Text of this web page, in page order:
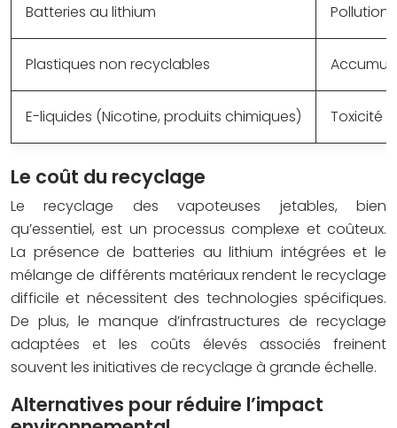
Batteries au lithium Pollution
Plastiques non recyclables
E-liquides (Nicotine, produits chimiques) Toxicité
Le coût du recyclage
Le recyclage des vapoteuses jetables, bien
qu’essentiel, est un processus complexe et coûteux.
La présence de batteries au lithium intégrées et le
mélange de différents matériaux rendent le recyclage
difficile et nécessitent des technologies spécifiques.
De plus, le manque d’infrastructures de recyclage
adaptées et les coûts élevés associés freinent
souvent les initiatives de recyclage à grande échelle.
Alternatives pour réduire l’impact